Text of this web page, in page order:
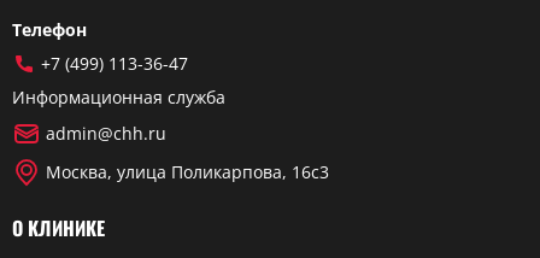
Телефон
+7 (499) 113-36-47
Информационная служба
admin@chh.ru
Москва, улица Поликарпова, 16с3
О КЛИНИКЕ